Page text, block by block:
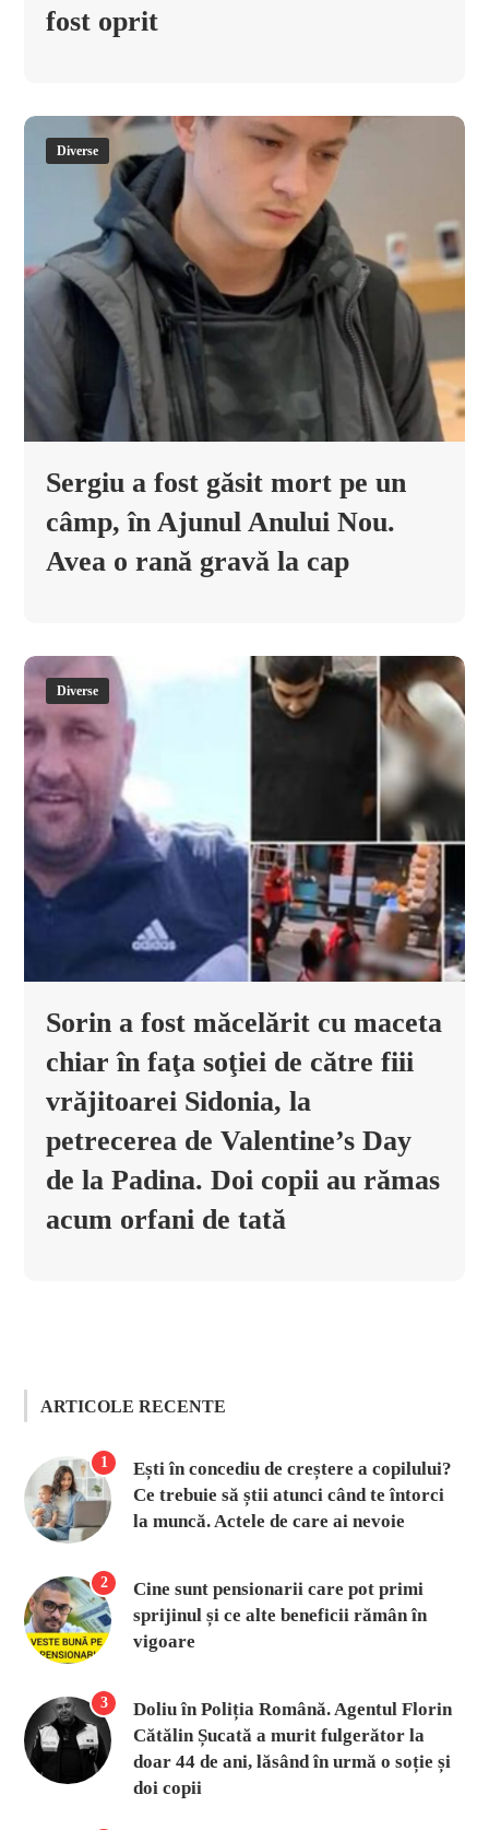
fost oprit
Diverse
Sergiu a fost găsit mort pe un
câmp, în Ajunul Anului Nou.
Avea o rană gravă la cap
Diverse
Sorin a fost măcelărit cu maceta
chiar în faţa soţiei de către fiii
vrăjitoarei Sidonia, la
petrecerea de Valentine’s Day
de la Padina. Doi copii au rămas
acum orfani de tată
ARTICOLE RECENTE
1
Ești în concediu de creștere a copilului?
Ce trebuie să știi atunci când te întorci
la muncă. Actele de care ai nevoie
2
Cine sunt pensionarii care pot primi
sprijinul și ce alte beneficii rămân în
vigoare
3
Doliu în Poliția Română. Agentul Florin
Cătălin Șucată a murit fulgerător la
doar 44 de ani, lăsând în urmă o soție și
doi copii